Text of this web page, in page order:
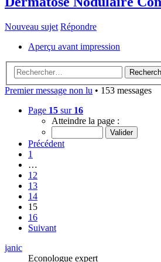
Nouveau sujet Répondre
Aperçu avant impression
Premier message non lu • 153 messages
Page 15 sur 16
Atteindre la page :
Précédent
1
…
12
13
14
15
16
Suivant
janic
Econologue expert